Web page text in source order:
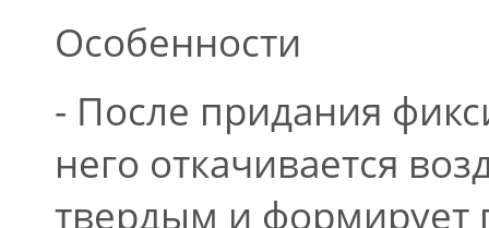
Особенности
- После придания
него откачивается
твердым и формирует